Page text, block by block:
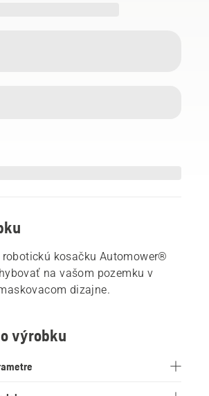
robotickú kosačku Automower®
na vašom pozemku v
dizajne.
výrobku